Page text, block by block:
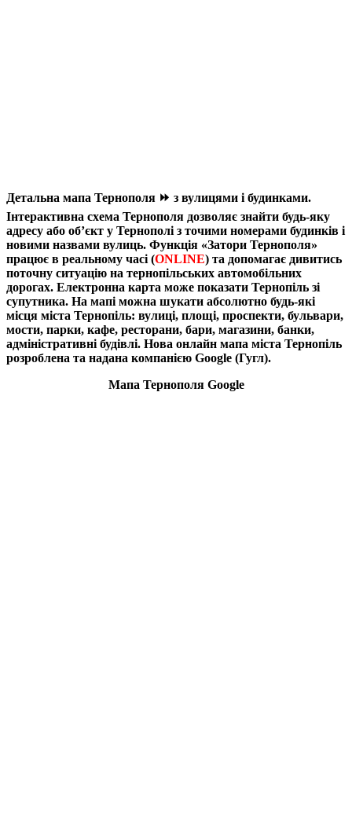
Детальна мапа Тернополя ⏩ з вулицями і будинками.
Інтерактивна схема Тернополя дозволяє знайти будь-яку
адресу або об’єкт у Тернополі з точими номерами будинків і
новими назвами вулиць. Функція «Затори Тернополя»
працює в реальному часі (ONLINE) та допомагає дивитись
поточну ситуацію на тернопільських автомобільних
дорогах. Електронна карта може показати Тернопіль зі
супутника. На мапі можна шукати абсолютно будь-які
місця міста Тернопіль: вулиці, площі, проспекти, бульвари,
мости, парки, кафе, ресторани, бари, ​магазини, банки,
адміністративні будівлі. Нова онлайн мапа міста Тернопіль
розроблена та надана компанією Google (Гугл).
Мапа Тернополя Google